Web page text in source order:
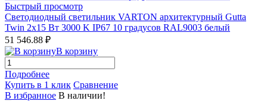
Быстрый просмотр
Светодиодный светильник VARTON архитектурный Gutta
Twin 2x15 Вт 3000 K IP67 10 градусов RAL9003 белый
51 546.88 ₽
В корзину
Подробнее
Купить в 1 клик Сравнение
В избранное В наличии!